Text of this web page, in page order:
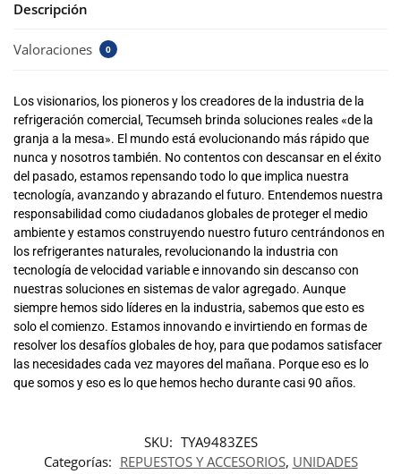
Descripción
Valoraciones 0
Los visionarios, los pioneros y los creadores de la industria de la
refrigeración comercial, Tecumseh brinda soluciones reales «de la
granja a la mesa». El mundo está evolucionando más rápido que
nunca y nosotros también. No contentos con descansar en el éxito
del pasado, estamos repensando todo lo que implica nuestra
tecnología, avanzando y abrazando el futuro. Entendemos nuestra
responsabilidad como ciudadanos globales de proteger el medio
ambiente y estamos construyendo nuestro futuro centrándonos en
los refrigerantes naturales, revolucionando la industria con
tecnología de velocidad variable e innovando sin descanso con
nuestras soluciones en sistemas de valor agregado. Aunque
siempre hemos sido líderes en la industria, sabemos que esto es
solo el comienzo. Estamos innovando e invirtiendo en formas de
resolver los desafíos globales de hoy, para que podamos satisfacer
las necesidades cada vez mayores del mañana. Porque eso es lo
que somos y eso es lo que hemos hecho durante casi 90 años.
SKU: TYA9483ZES
Categorías: REPUESTOS Y ACCESORIOS, UNIDADES